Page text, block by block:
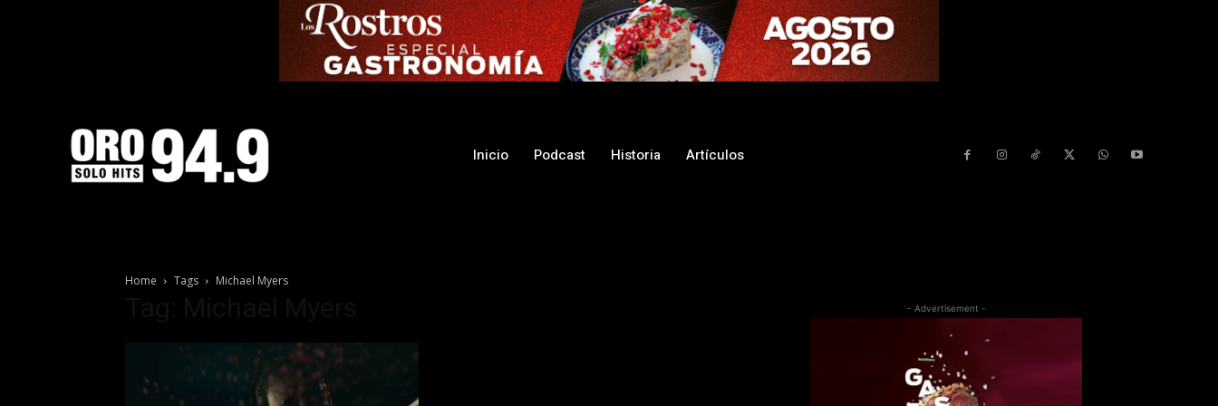
Inicio Podcast Historia Artículos
Home Tags Michael Myers
- Advertisement -